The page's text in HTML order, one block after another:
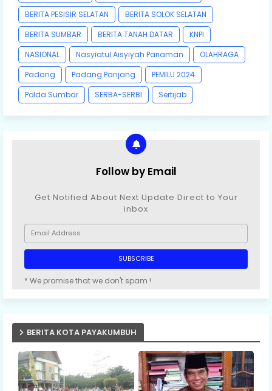
BERITA PESISIR SELATAN
BERITA SOLOK SELATAN
BERITA SUMBAR
BERITA TANAH DATAR
KNPI
NASIONAL
Nasyiatul Aisyiyah Pariaman
OLAHRAGA
Padang
Padang Panjang
PEMILU 2024
Polda Sumbar
SERBA-SERBI Sertijab
Follow by Email
Get Notified About Next Update Direct to Your
inbox
* We promise that we don't spam !
BERITA KOTA PAYAKUMBUH